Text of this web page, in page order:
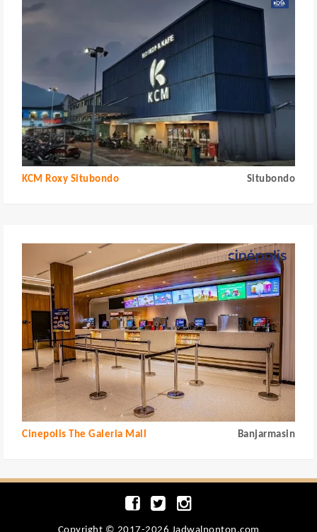
KCM Roxy Situbondo Situbondo
Cinepolis The Galeria Mall Banjarmasin